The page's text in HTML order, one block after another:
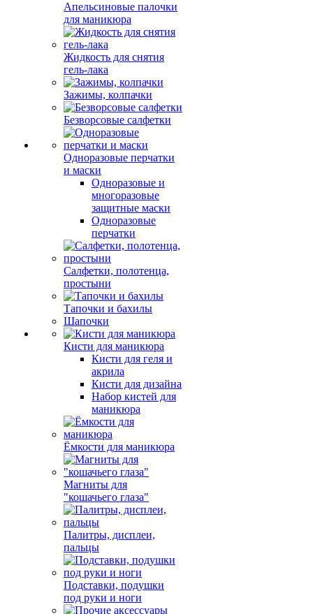
Апельсиновые палочки
для маникюра
Жидкость для снятия
гель-лака
Зажимы, колпачки
Безворсовые салфетки
Одноразовые перчатки
и маски
Одноразовые и
многоразовые
защитные маски
Одноразовые
перчатки
Салфетки, полотенца,
простыни
Тапочки и бахилы
Шапочки
Кисти для маникюра
Кисти для геля и
акрила
Кисти для дизайна
Набор кистей для
маникюра
Ёмкости для маникюра
Магниты для
"кошачьего глаза"
Палитры, дисплеи,
пальцы
Подставки, подушки
под руки и ноги